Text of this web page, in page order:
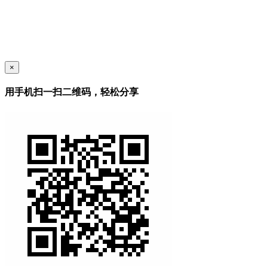
×
用手机扫一扫二维码，轻松分享